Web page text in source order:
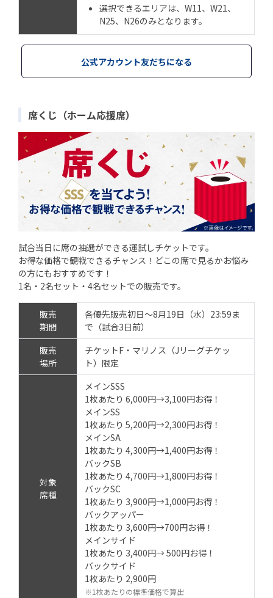
選択できるエリアは、W11、W21、
N25、N26のみとなります。
公式アカウント友だちになる
席くじ（ホーム応援席）
試合当日に席の抽選ができる運試しチケットです。
お得な価格で観戦できるチャンス！どこの席で見るかお悩み
の方にもおすすめです！
1名・2名セット・4名セットでの販売です。
販売
期間
各優先販売初日～8月19日（水）23:59ま
で（試合3日前）
販売
場所
チケットF・マリノス（Jリーグチケッ
ト）限定
対象
席種
メインSSS
1枚あたり 6,000円→3,100円お得！
メインSS
1枚あたり 5,200円→2,300円お得！
メインSA
1枚あたり 4,300円→1,400円お得！
バックSB
1枚あたり 4,700円→1,800円お得！
バックSC
1枚あたり 3,900円→1,000円お得！
バックアッパー
1枚あたり 3,600円→700円お得！
メインサイド
1枚あたり 3,400円→ 500円お得！
バックサイド
1枚あたり 2,900円
※1枚あたりの標準価格で算出